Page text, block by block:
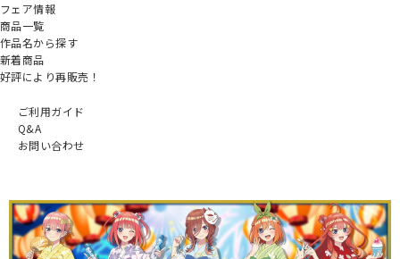
フェア情報
商品一覧
作品名から探す
新着商品
好評により再販売！
ご利用ガイド
Q&A
お問い合わせ